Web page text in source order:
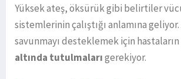
Yüksek ateş, öksürük gibi belirtiler
sistemlerinin çalıştığı anlamına
savunmayı desteklemek için hastaların
altında tutulmalarıgerekiyor.